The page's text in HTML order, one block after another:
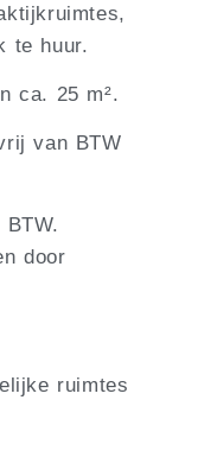
te huur.
ca. 25 m².
van BTW
door
ruimtes